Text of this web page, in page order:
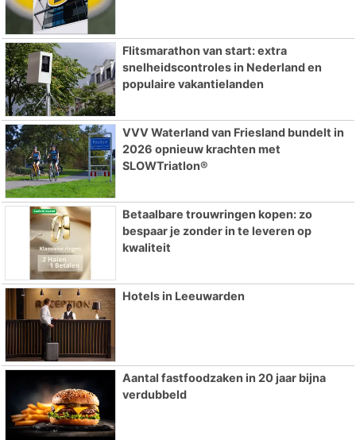
Flitsmarathon van start: extra
snelheidscontroles in Nederland en
populaire vakantielanden
VVV Waterland van Friesland bundelt in
2026 opnieuw krachten met
SLOWTriatlon®
Betaalbare trouwringen kopen: zo
bespaar je zonder in te leveren op
kwaliteit
Hotels in Leeuwarden
Aantal fastfoodzaken in 20 jaar bijna
verdubbeld